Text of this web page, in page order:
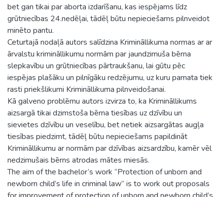
bet gan tikai par aborta izdarīšanu, kas iespējams līdz
grūtniecības 24.nedēļai, tādēļ būtu nepieciešams pilnveidot
minēto pantu.
Ceturtajā nodaļā autors salīdzina Krimināllikuma normas ar ar
ārvalstu krimināllikumu normām par jaundzimuša bērna
slepkavību un grūtniecības pārtraukšanu, lai gūtu pēc
iespējas plašāku un pilnīgāku redzējumu, uz kuru pamata tiek
rasti priekšlikumi Krimināllikuma pilnveidošanai.
Kā galveno problēmu autors izvirza to, ka Krimināllikums
aizsargā tikai dzimstoša bērna tiesības uz dzīvību un
sievietes dzīvību un veselību, bet netiek aizsargātas augļa
tiesības piedzimt, tādēļ būtu nepieciešams papildināt
Krimināllikumu ar normām par dzīvības aizsardzību, kamēr vēl
nedzimušais bērns atrodas mātes miesās.
The aim of the bachelor’s work “Protection of unborn and
newborn child’s life in criminal law” is to work out proposals